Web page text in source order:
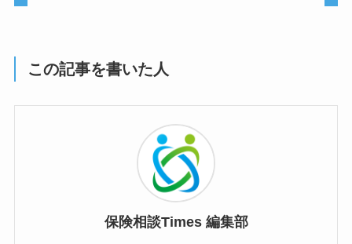
この記事を書いた人
保険相談Times 編集部